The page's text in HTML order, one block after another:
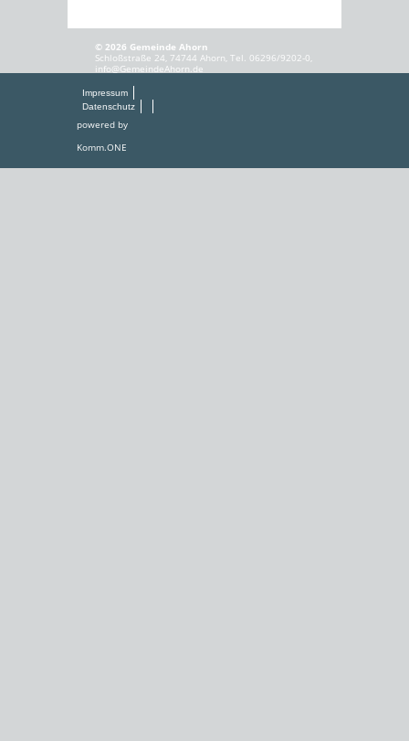
© 2026 Gemeinde Ahorn
Schloßstraße 24, 74744 Ahorn, Tel. 06296/9202-0,
info@GemeindeAhorn.de
Impressum
Datenschutz
powered by
Komm.ONE